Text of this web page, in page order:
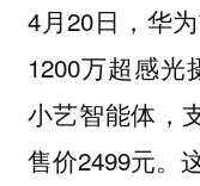
4月20日，华
1200万超感
小艺智能体，
售价2499元。